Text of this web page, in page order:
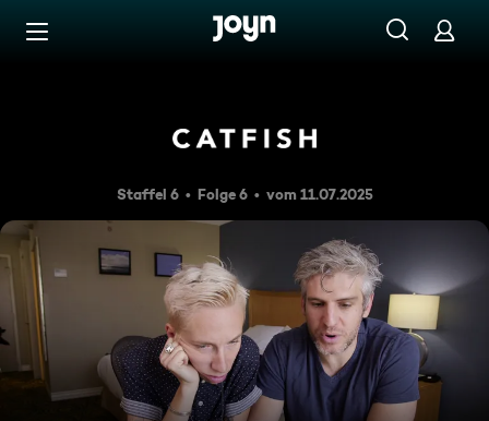
Zum Inhalt springen
Staffel 6 Folge 6 vom 11.07.2025